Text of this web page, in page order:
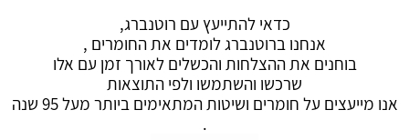
כדאי להתייעץ עם רוטנברג,
אנחנו ברוטנברג לומדים את החומרים ,
בוחנים את ההצלחות והכשלים לאורך זמן עם אלו
שרכשו והשתמשו ולפי התוצאות
אנו מייעצים על חומרים ושיטות המתאימים ביותר מעל 95 שנה
.